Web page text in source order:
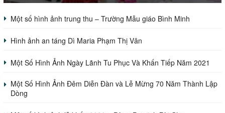
Một số hình ảnh trung thu – Trường Mẫu giáo Bình Minh
Hình ảnh an táng Dì Maria Phạm Thị Vân
Một Số Hình Ảnh Ngày Lãnh Tu Phục Và Khấn Tiếp Năm 2021
Một Số Hình Ảnh Đêm Diễn Đàn và Lễ Mừng 70 Năm Thành Lập
Dòng